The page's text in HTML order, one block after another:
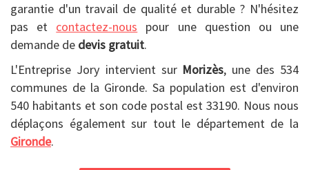
garantie d'un travail de qualité et durable ? N'hésitez
pas et contactez-nous pour une question ou une
demande de devis gratuit.
L'Entreprise Jory intervient sur Morizès, une des 534
communes de la Gironde. Sa population est d'environ
540 habitants et son code postal est 33190. Nous nous
déplaçons également sur tout le département de la
Gironde.